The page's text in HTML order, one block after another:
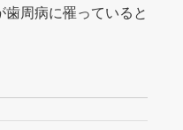
歯周病に罹っていると